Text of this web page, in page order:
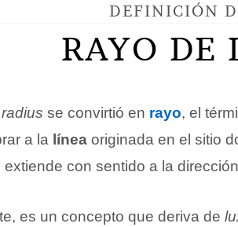
DEFINICIÓN
RAYO DE
radius se convirtió en rayo, el
a la línea originada en el sitio
con sentido a la
es un concepto que deriva de